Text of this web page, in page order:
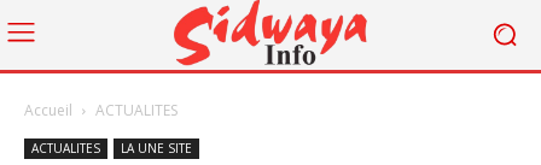
Accueil ACTUALITES
ACTUALITES LA UNE SITE